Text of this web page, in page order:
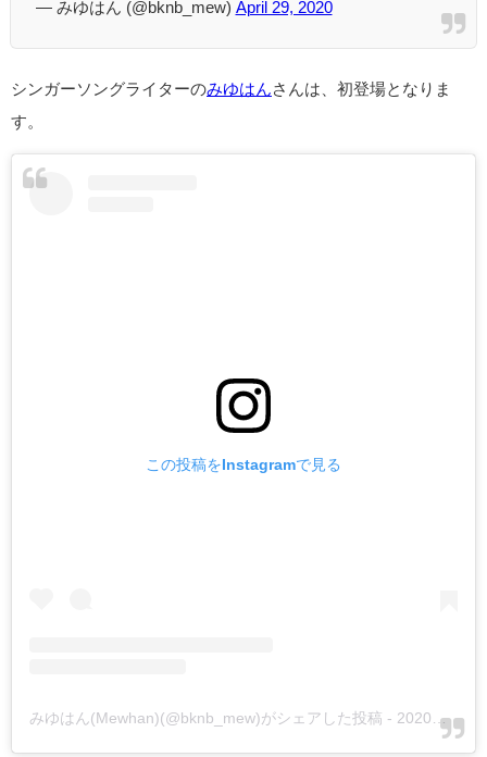
— みゆはん (@bknb_mew) April 29, 2020
シンガーソングライターのみゆはん さんは、初登場となりま
す。
この投稿をInstagramで見る
みゆはん(Mewhan)(@bknb_mew)がシェアした投稿 - 2020年 4月月24日午後8時28分PDT